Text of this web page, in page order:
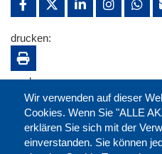
Wir verwenden auf dieser
Cookies. Wenn Sie "ALLE
erklären Sie sich mit der
einverstanden. Sie können
drucken:
merken: